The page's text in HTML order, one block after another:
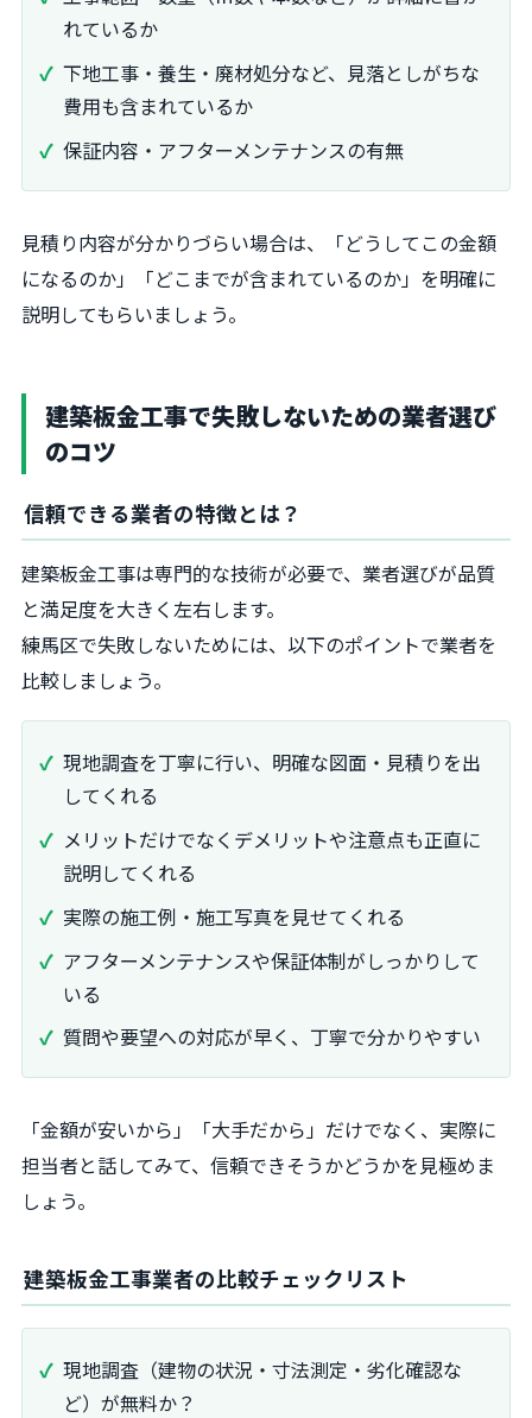
れているか
下地工事・養生・廃材処分など、見落としがちな
費用も含まれているか
保証内容・アフターメンテナンスの有無
見積り内容が分かりづらい場合は、「どうしてこの金額
になるのか」「どこまでが含まれているのか」を明確に
説明してもらいましょう。
建築板金工事で失敗しないための業者選び
のコツ
信頼できる業者の特徴とは？
建築板金工事は専門的な技術が必要で、業者選びが品質
と満足度を大きく左右します。
練馬区で失敗しないためには、以下のポイントで業者を
比較しましょう。
現地調査を丁寧に行い、明確な図面・見積りを出
してくれる
メリットだけでなくデメリットや注意点も正直に
説明してくれる
実際の施工例・施工写真を見せてくれる
アフターメンテナンスや保証体制がしっかりして
いる
質問や要望への対応が早く、丁寧で分かりやすい
「金額が安いから」「大手だから」だけでなく、実際に
担当者と話してみて、信頼できそうかどうかを見極めま
しょう。
建築板金工事業者の比較チェックリスト
現地調査（建物の状況・寸法測定・劣化確認な
ど）が無料か？